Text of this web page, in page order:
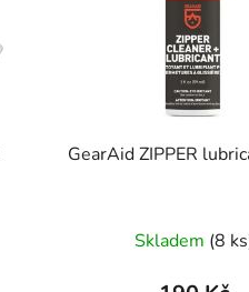
GearAid ZIPPER
Skladem (8